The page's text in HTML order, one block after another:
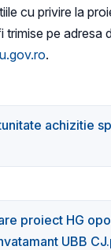
cu privire la
pe adresa
.
achizitie
proiect HG
UBB